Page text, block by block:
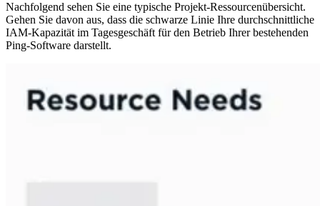
Nachfolgend sehen Sie eine typische Projekt-Ressourcenübersicht.
Gehen Sie davon aus, dass die schwarze Linie Ihre durchschnittliche
IAM-Kapazität im Tagesgeschäft für den Betrieb Ihrer bestehenden
Ping-Software darstellt.